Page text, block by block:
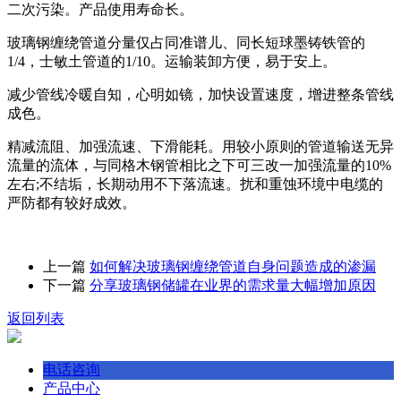
二次污染。产品使用寿命长。
玻璃钢缠绕管道分量仅占同准谱儿、同长短球墨铸铁管的
1/4，士敏土管道的1/10。运输装卸方便，易于安上。
减少管线冷暖自知，心明如镜，加快设置速度，增进整条管线
成色。
精减流阻、加强流速、下滑能耗。用较小原则的管道输送无异
流量的流体，与同格木钢管相比之下可三改一加强流量的10%
左右;不结垢，长期动用不下落流速。扰和重蚀环境中电缆的
严防都有较好成效。
上一篇 如何解决玻璃钢缠绕管道自身问题造成的渗漏
下一篇 分享玻璃钢储罐在业界的需求量大幅增加原因
返回列表
电话咨询
产品中心